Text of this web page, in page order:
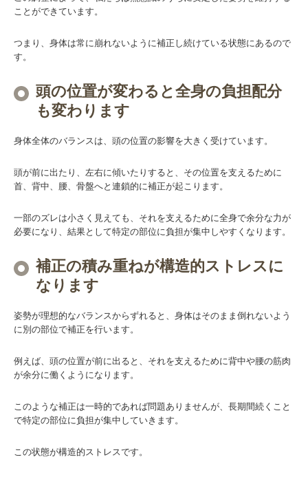
ことができています。
つまり、身体は常に崩れないように補正し続けている状態にあるので
す。
頭の位置が変わると全身の負担配分
も変わります
身体全体のバランスは、頭の位置の影響を大きく受けています。
頭が前に出たり、左右に傾いたりすると、その位置を支えるために
首、背中、腰、骨盤へと連鎖的に補正が起こります。
一部のズレは小さく見えても、それを支えるために全身で余分な力が
必要になり、結果として特定の部位に負担が集中しやすくなります。
補正の積み重ねが構造的ストレスに
なります
姿勢が理想的なバランスからずれると、身体はそのまま倒れないよう
に別の部位で補正を行います。
例えば、頭の位置が前に出ると、それを支えるために背中や腰の筋肉
が余分に働くようになります。
このような補正は一時的であれば問題ありませんが、長期間続くこと
で特定の部位に負担が集中していきます。
この状態が構造的ストレスです。